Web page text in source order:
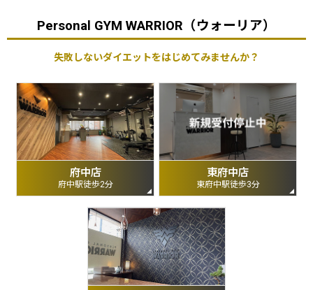
Personal GYM WARRIOR（ウォーリア）
失敗しないダイエットをはじめてみませんか？
府中店
府中駅徒歩2分
東府中店
東府中駅徒歩3分